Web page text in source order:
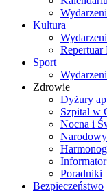
Kultura
Sport
Zdrowie
Dyżury
Szpital w
Nocna i
Poradniki
Bezpieczeństwo